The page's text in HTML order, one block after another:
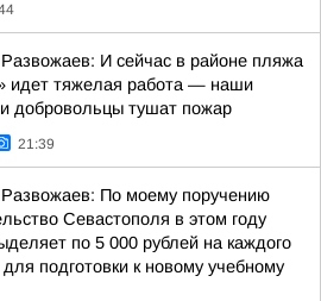
И сейчас в районе пляжа
идет тяжелая работа — наши
добровольцы тушат пожар
21:39
По моему поручению
Севастополя в этом году
по 5 000 рублей на каждого
для подготовки к новому учебному